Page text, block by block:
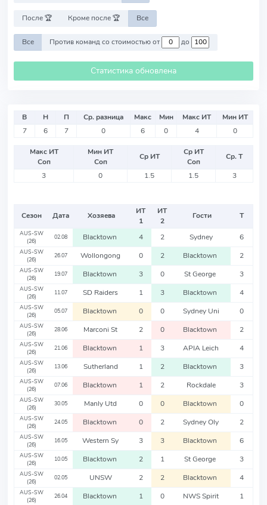
После 🏆 Кроме после 🏆 Все
Все Против команд со стоимостью от до
Статистика обновлена
В Н П Ср. разница Макс Мин Макс ИТ
Мин ИТ
7
6 7 0 6 0 4 0
Макс ИТ
Соп
Мин ИТ
Соп
Ср ИТ
Ср ИТ
Соп
Ср. Т
3
0 1.5 1.5 3
Сезон Дата Хозяева
ИТ
1
ИТ
2
Гости Т
AUS-SW
(26)
02.08 Blacktown 4 2 Sydney 6
AUS-SW
(26)
26.07 Wollongong 0 2 Blacktown 2
AUS-SW
(26)
19.07 Blacktown 3 0 St George 3
AUS-SW
(26)
11.07 SD Raiders 1 3 Blacktown 4
AUS-SW
(26)
05.07 Blacktown 0 0 Sydney Uni 0
AUS-SW
(26)
28.06 Marconi St 2 0 Blacktown 2
AUS-SW
(26)
21.06 Blacktown 1 3 APIA Leich 4
AUS-SW
(26)
13.06 Sutherland 1 2 Blacktown 3
AUS-SW
(26)
07.06 Blacktown 1 2 Rockdale 3
AUS-SW
(26)
30.05 Manly Utd 0 0 Blacktown 0
AUS-SW
(26)
24.05 Blacktown 0 2 Sydney Oly 2
AUS-SW
(26)
16.05 Western Sy 3 3 Blacktown 6
AUS-SW
(26)
10.05 Blacktown 2 1 St George 3
AUS-SW
(26)
02.05 UNSW 2 2 Blacktown 4
AUS-SW
(26)
26.04 Blacktown 1 0 NWS Spirit 1